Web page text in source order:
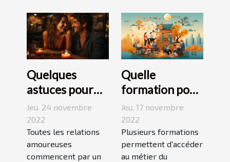
Quelques
astuces pour
réussir son
premier
rendez-vous
Jeu. 24 novembre
2022
Toutes les relations
amoureuses
commencent par un
Quelle
formation pour
travailler dans
le
développement
durable ?
Jeu. 17 novembre
2022
Plusieurs formations
permettent d'accéder
au métier du